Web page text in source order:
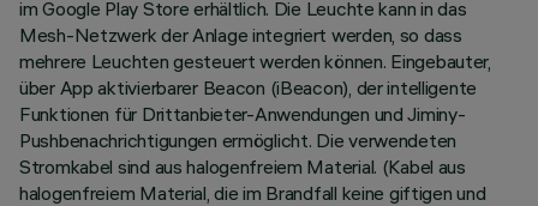
im Google Play Store erhältlich. Die Leuchte kann in das
Mesh-Netzwerk der Anlage integriert werden, so dass
mehrere Leuchten gesteuert werden können. Eingebauter,
über App aktivierbarer Beacon (iBeacon), der intelligente
Funktionen für Drittanbieter-Anwendungen und Jiminy-
Pushbenachrichtigungen ermöglicht. Die verwendeten
Stromkabel sind aus halogenfreiem Material. (Kabel aus
halogenfreiem Material, die im Brandfall keine giftigen und